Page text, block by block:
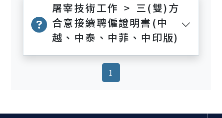
屠宰技術工作 > 三(雙)方
合意接續聘僱證明書(中
越、中泰、中菲、中印版)
1